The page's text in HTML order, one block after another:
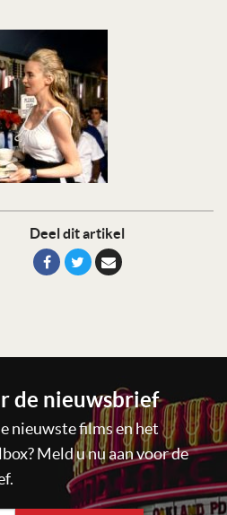
Deel dit artikel
de nieuwsbrief
nieuwste films en het
Meld u nu aan voor de